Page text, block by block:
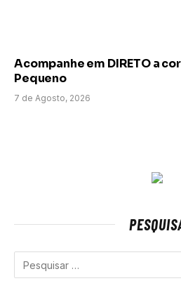
Acompanhe em DIRETO a
Pequeno
7 de Agosto, 2026